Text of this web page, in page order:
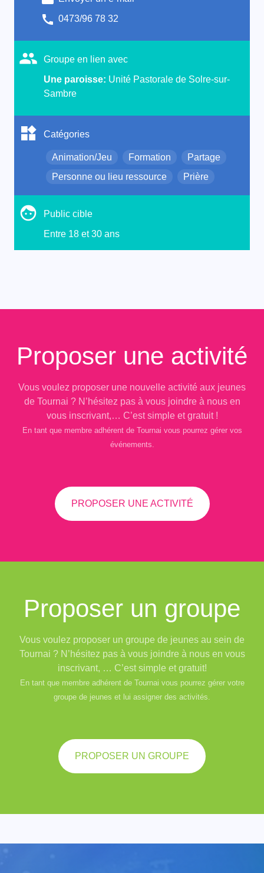
0473/96 78 32
Groupe en lien avec
Une paroisse: Unité Pastorale de Solre-sur-
Sambre
Catégories
Animation/Jeu Formation
Partage
Personne ou lieu ressource
Prière
Public cible
Entre 18 et 30 ans
Proposer une activité
Vous voulez proposer une nouvelle activité aux jeunes
de Tournai ? N’hésitez pas à vous joindre à nous en
vous inscrivant,… C’est simple et gratuit !
En tant que membre adhérent de Tournai vous pourrez gérer vos
événements.
PROPOSER UNE ACTIVITÉ
Proposer un groupe
Vous voulez proposer un groupe de jeunes au sein de
Tournai ? N’hésitez pas à vous joindre à nous en vous
inscrivant, … C’est simple et gratuit!
En tant que membre adhérent de Tournai vous pourrez gérer votre
groupe de jeunes et lui assigner des activités.
PROPOSER UN GROUPE